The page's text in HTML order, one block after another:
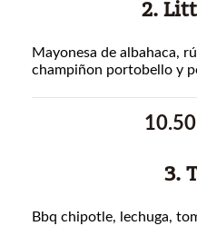
2.
Mayonesa de albahaca,
champiñon portobello y
3.
Bbq chipotle, lechuga,